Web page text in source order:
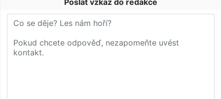
Poslat vzkaz do redakce